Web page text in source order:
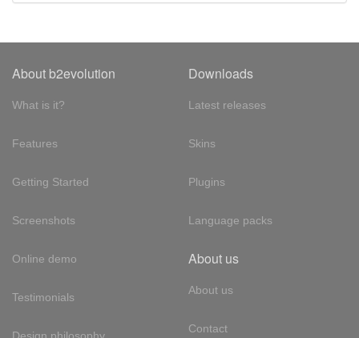
About b2evolution
What is it?
Features
Getting Started
Screenshots
Online demo
Testimonials
Downloads
Latest releases
Skins
Plugins
Language packs
About us
About us
Contact